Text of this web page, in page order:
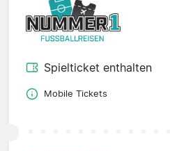
Spielticket enthalten
Mobile Tickets